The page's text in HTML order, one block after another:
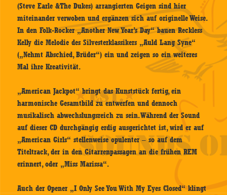
(Steve Earle &The Dukes) arrangierten Geigen sind hier
miteinander verwoben und ergänzen sich auf originelle Weise.
In den Folk-Rocker „Another New Year’s Day“ bauen Reckless
Kelly die Melodie des Silvesterklassikers „Auld Lang Syne“
(„Nehmt Abschied, Brüder“) ein und zeigen so ein weiteres
Mal ihre Kreativität.
„American Jackpot“ bringt das Kunststück fertig, ein
harmonische Gesamtbild zu entwerfen und dennoch
musikalisch abwechslungsreich zu sein. Während der Sound
auf dieser CD durchgängig erdig ausgerichtet ist, wird er auf
„American Girls“ stellenweise opulenter – so auf dem
Titeltrack, der in den Gitarrenpassagen an die frühen REM
erinnert, oder „Miss Marissa“.
Auch der Opener „I Only See You With My Eyes Closed“ klingt